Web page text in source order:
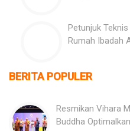
Petunjuk
Rumah Ibadah
BERITA POPULER
Resmikan Vihara
Buddha